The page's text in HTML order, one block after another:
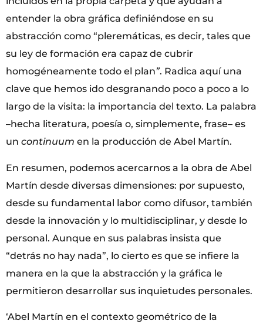
entender la obra gráfica definiéndose en su
abstracción como “pleremáticas, es decir, tales que
su ley de formación era capaz de cubrir
homogéneamente todo el plan”. Radica aquí una
clave que hemos ido desgranando poco a poco a lo
largo de la visita: la importancia del texto. La palabra
–hecha literatura, poesía o, simplemente, frase– es
un continuum en la producción de Abel Martín.
En resumen, podemos acercarnos a la obra de Abel
Martín desde diversas dimensiones: por supuesto,
desde su fundamental labor como difusor, también
desde la innovación y lo multidisciplinar, y desde lo
personal. Aunque en sus palabras insista que
“detrás no hay nada”, lo cierto es que se infiere la
manera en la que la abstracción y la gráfica le
permitieron desarrollar sus inquietudes personales.
‘Abel Martín en el contexto geométrico de la